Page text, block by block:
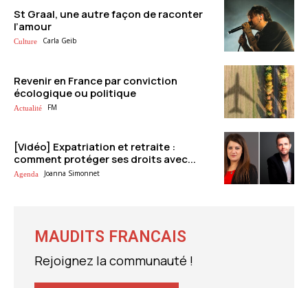
St Graal, une autre façon de raconter
l’amour
Culture Carla Geib
Revenir en France par conviction
écologique ou politique
Actualité FM
[Vidéo] Expatriation et retraite :
comment protéger ses droits avec...
Agenda Joanna Simonnet
MAUDITS FRANCAIS
Rejoignez la communauté !